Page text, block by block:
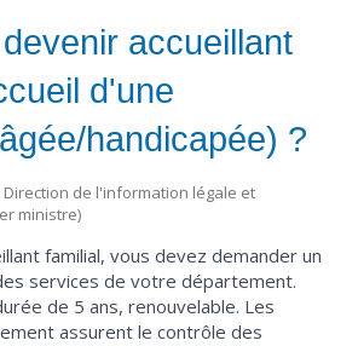
accueillant
d'une
handicapée) ?
Direction de l'information légale et
ministre)
familial, vous devez demander un
services de votre département.
de 5 ans, renouvelable. Les
assurent le contrôle des